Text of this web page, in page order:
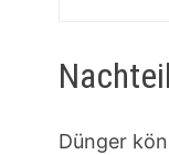
Dünger